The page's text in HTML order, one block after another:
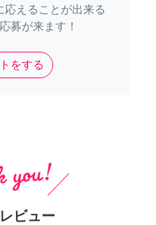
応えることが出来る
募が来ます！
をする
ビュー